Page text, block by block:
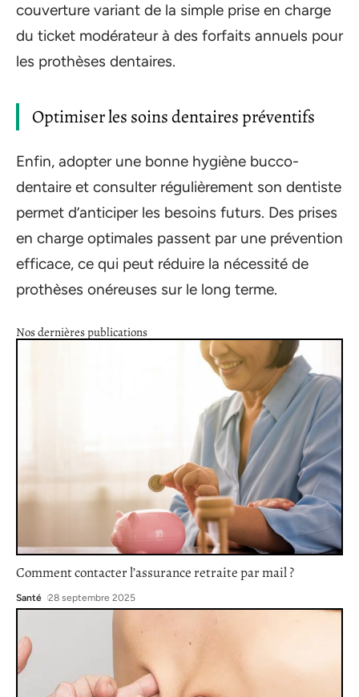
couverture variant de la simple prise en charge
du ticket modérateur à des forfaits annuels pour
les prothèses dentaires.
Optimiser les soins dentaires préventifs
Enfin, adopter une bonne hygiène bucco-
dentaire et consulter régulièrement son dentiste
permet d’anticiper les besoins futurs. Des prises
en charge optimales passent par une prévention
efficace, ce qui peut réduire la nécessité de
prothèses onéreuses sur le long terme.
Nos dernières publications
Comment contacter l’assurance retraite par mail ?
Santé 28 septembre 2025